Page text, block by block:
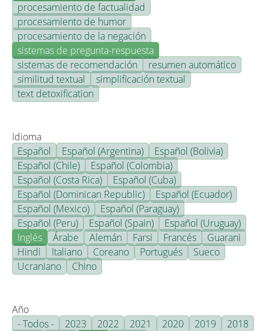
procesamiento de factualidad
procesamiento de humor
procesamiento de la negación
sistemas de pregunta-respuesta
sistemas de recomendación
resumen automático
similitud textual
simplificación textual
text detoxification
Idioma
Español
Español (Argentina)
Español (Bolivia)
Español (Chile)
Español (Colombia)
Español (Costa Rica)
Español (Cuba)
Español (Dominican Republic)
Español (Ecuador)
Español (Mexico)
Español (Paraguay)
Español (Peru)
Español (Spain)
Español (Uruguay)
Inglés
Árabe Alemán Farsi Francés
Guarani
Hindi
Italiano Coreano Portugués
Sueco
Ucraniano
Chino
Año
- Todos -
2023 2022 2021 2020 2019
2018